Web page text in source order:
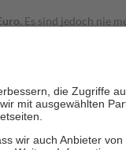
Es sind jedoch nie
Zuzahlungen an bei: